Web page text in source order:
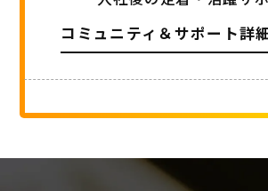
コミュニティ＆サポート詳